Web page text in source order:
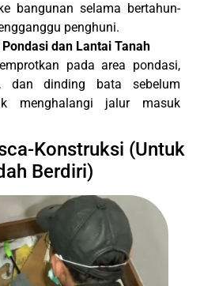
bangunan selama bertahun-
penghuni.
dan Lantai Tanah
pada area pondasi,
dan dinding bata sebelum
menghalangi jalur masuk
Konstruksi (Untuk
Berdiri)